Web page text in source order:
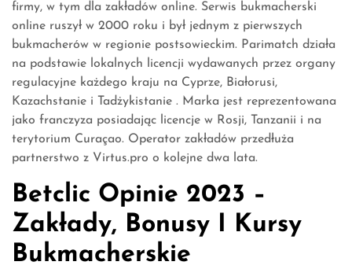
firmy, w tym dla zakładów online. Serwis bukmacherski
online ruszył w 2000 roku i był jednym z pierwszych
bukmacherów w regionie postsowieckim. Parimatch działa
na podstawie lokalnych licencji wydawanych przez organy
regulacyjne każdego kraju na Cyprze, Białorusi,
Kazachstanie i Tadżykistanie . Marka jest reprezentowana
jako franczyza posiadając licencje w Rosji, Tanzanii i na
terytorium Curaçao. Operator zakładów przedłuża
partnerstwo z Virtus.pro o kolejne dwa lata.
Betclic Opinie 2023 –
Zakłady, Bonusy I Kursy
Bukmacherskie